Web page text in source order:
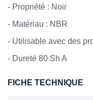
- Propriété : Noir
- Matériau : NBR
- Utilisable avec des
- Dureté 80 Sh A
FICHE TECHNIQUE